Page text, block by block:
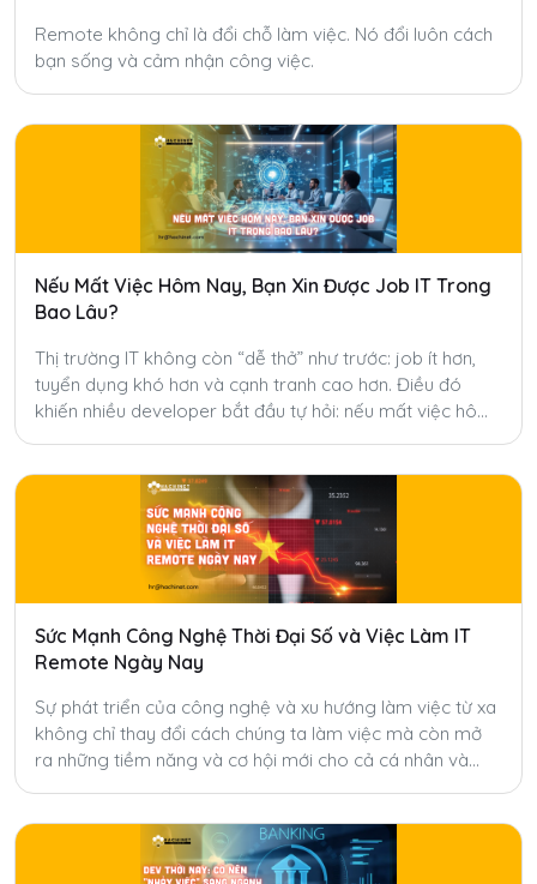
Remote không chỉ là đổi chỗ làm việc. Nó đổi luôn cách
bạn sống và cảm nhận công việc.
Nếu Mất Việc Hôm Nay, Bạn Xin Được Job IT Trong
Bao Lâu?
Thị trường IT không còn “dễ thở” như trước: job ít hơn,
tuyển dụng khó hơn và cạnh tranh cao hơn. Điều đó
khiến nhiều developer bắt đầu tự hỏi: nếu mất việc hôm
Sức Mạnh Công Nghệ Thời Đại Số và Việc Làm IT
Remote Ngày Nay
Sự phát triển của công nghệ và xu hướng làm việc từ xa
không chỉ thay đổi cách chúng ta làm việc mà còn mở
ra những tiềm năng và cơ hội mới cho cả cá nhân và